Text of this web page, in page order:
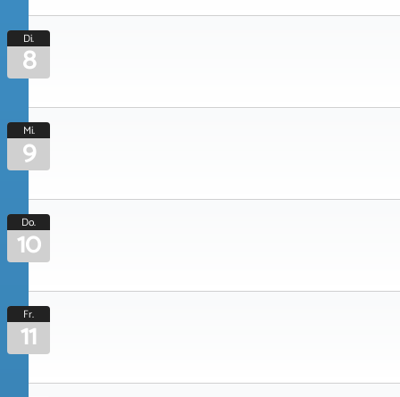
Di.
8
Mi.
9
Do.
10
Fr.
11